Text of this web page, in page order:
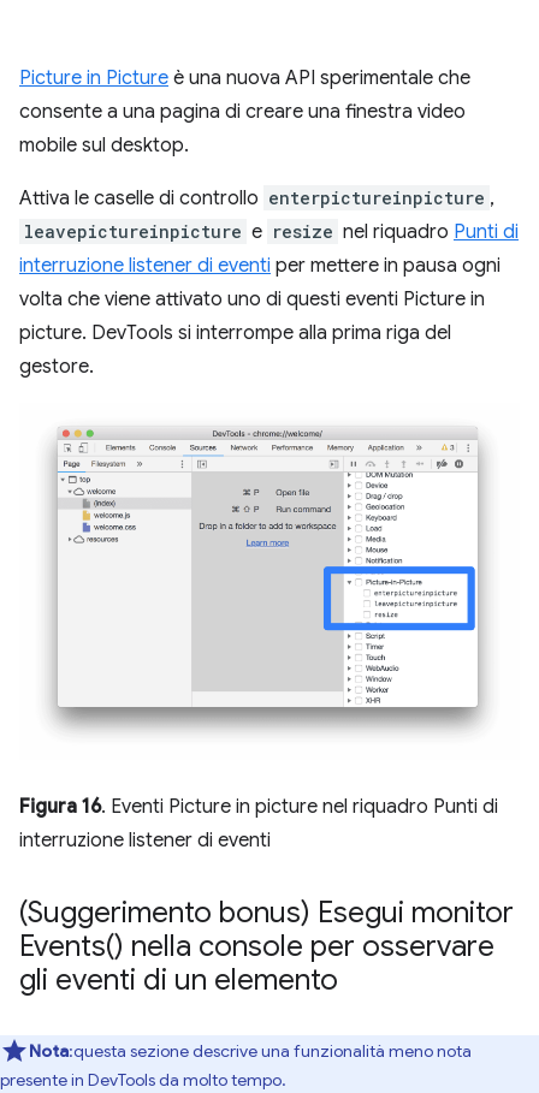
Picture in Picture è una nuova API sperimentale che
consente a una pagina di creare una finestra video
mobile sul desktop.
Attiva le caselle di controllo enterpictureinpicture ,
leavepictureinpicture e resize nel riquadro Punti di
interruzione listener di eventi per mettere in pausa ogni
volta che viene attivato uno di questi eventi Picture in
picture. DevTools si interrompe alla prima riga del
gestore.
Figura 16. Eventi Picture in picture nel riquadro Punti di
interruzione listener di eventi
(Suggerimento bonus) Esegui monitor
Events() nella console per osservare
gli eventi di un elemento
Nota:questa sezione descrive una funzionalità meno nota
presente in DevTools da molto tempo.